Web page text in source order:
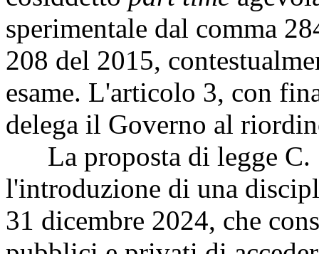
sperimentale dal comma
208 del 2015,
esame. L'articolo 3, con
delega il Governo al
La proposta di legge C.
l'introduzione di una
31 dicembre 2024, che